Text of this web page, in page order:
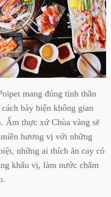
mang đúng tinh thần
bày biện không gian
Ẩm thực xứ Chùa vàng sẽ
hương vị với những
những ai thích ăn cay có
khẩu vị, làm nước chấm